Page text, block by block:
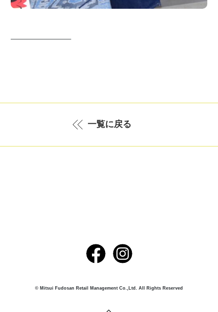
—————————–
一覧に戻る
© Mitsui Fudosan Retail Management Co.,Ltd. All Rights Reserved